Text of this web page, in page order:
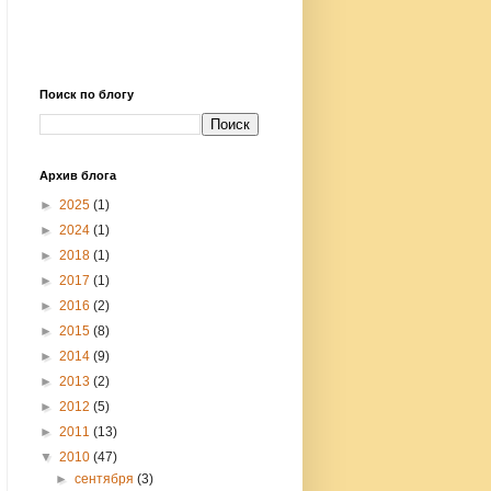
Поиск по блогу
Архив блога
► 2025 (1)
► 2024 (1)
► 2018 (1)
► 2017 (1)
► 2016 (2)
► 2015 (8)
► 2014 (9)
► 2013 (2)
► 2012 (5)
► 2011 (13)
▼ 2010 (47)
►сентября(3)